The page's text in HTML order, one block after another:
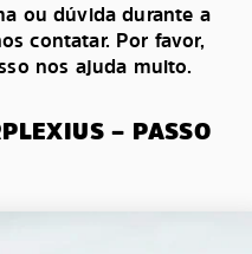
ou dúvida durante a
contatar. Por favor,
nos ajuda muito.
– PASSO